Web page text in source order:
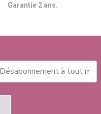
Garantie 2 ans.